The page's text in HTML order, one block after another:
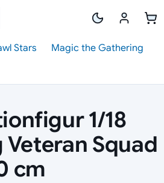
Stars
Magic the Gathering
1/18
Squad
cm